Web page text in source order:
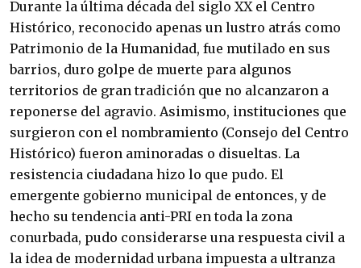
Durante la última década del siglo XX el Centro
Histórico, reconocido apenas un lustro atrás como
Patrimonio de la Humanidad, fue mutilado en sus
barrios, duro golpe de muerte para algunos
territorios de gran tradición que no alcanzaron a
reponerse del agravio. Asimismo, instituciones que
surgieron con el nombramiento (Consejo del Centro
Histórico) fueron aminoradas o disueltas. La
resistencia ciudadana hizo lo que pudo. El
emergente gobierno municipal de entonces, y de
hecho su tendencia anti-PRI en toda la zona
conurbada, pudo considerarse una respuesta civil a
la idea de modernidad urbana impuesta a ultranza